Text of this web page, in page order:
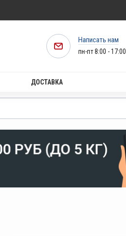
Написать нам
пн-пт 8:00 - 17:00
ДОСТАВКА